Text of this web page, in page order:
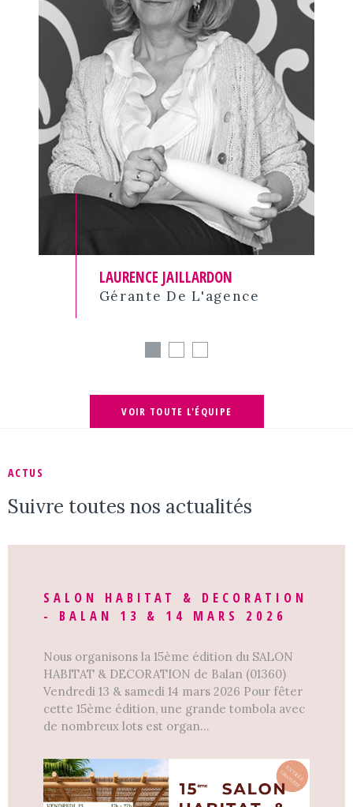
LAURENCE JAILLARDON
Gérante De L'agence
VOIR TOUTE L'ÉQUIPE
ACTUS
Suivre toutes nos actualités
SALON HABITAT & DECORATION
- BALAN 13 & 14 MARS 2026
Nous organisons la 15ème édition du SALON
HABITAT & DECORATION de Balan (01360)
Vendredi 13 & samedi 14 mars 2026 Pour fêter
cette 15ème édition, une grande tombola avec
de nombreux lots est organ...